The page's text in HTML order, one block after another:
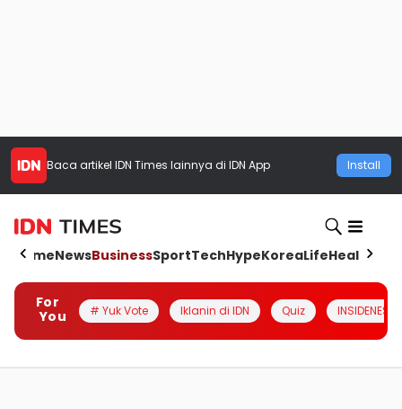
Baca artikel IDN Times lainnya di IDN App Install
HomeNewsBusinessSportTechHypeKoreaLifeHealth
For
You
# Yuk Vote Iklanin di IDN Quiz INSIDENESIA